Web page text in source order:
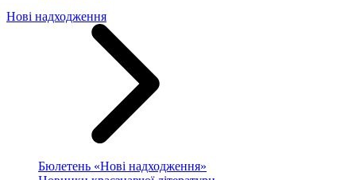
Нові надходження
Бюлетень «Нові надходження»